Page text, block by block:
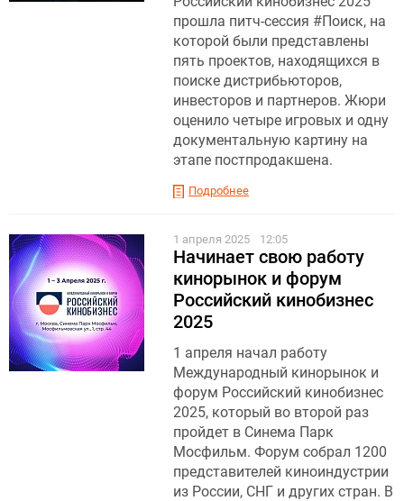
прошла питч-сессия #Поиск, на
которой были представлены
пять проектов, находящихся в
поиске дистрибьюторов,
инвесторов и партнеров. Жюри
оценило четыре игровых и одну
документальную картину на
этапе постпродакшена.
Подробнее
1 апреля 2025 12:05
Начинает свою работу
кинорынок и форум
Российский кинобизнес
2025
1 апреля начал работу
Международный кинорынок и
форум Российский кинобизнес
2025, который во второй раз
пройдет в Синема Парк
Мосфильм. Форум собрал 1200
представителей киноиндустрии
из России, СНГ и других стран. В